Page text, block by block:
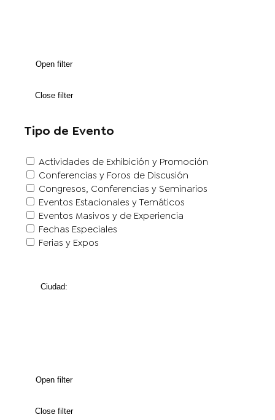
Open filter
Close filter
Tipo de Evento
Actividades de Exhibición y Promoción
Conferencias y Foros de Discusión
Congresos, Conferencias y Seminarios
Eventos Estacionales y Temáticos
Eventos Masivos y de Experiencia
Fechas Especiales
Ferias y Expos
Ciudad:
Open filter
Close filter